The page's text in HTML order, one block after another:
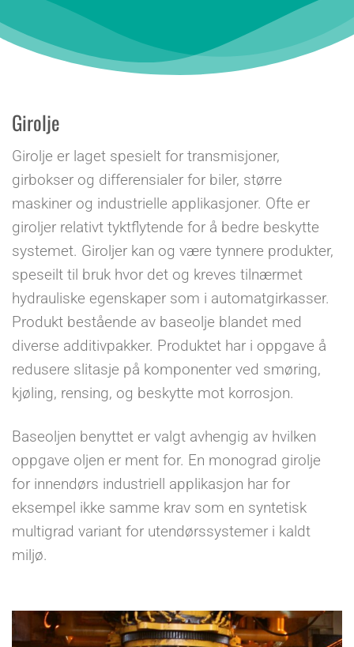
Girolje
Girolje er laget spesielt for transmisjoner,
girbokser og differensialer for biler, større
maskiner og industrielle applikasjoner. Ofte er
giroljer relativt tyktflytende for å bedre beskytte
systemet. Giroljer kan og være tynnere produkter,
speseilt til bruk hvor det og kreves tilnærmet
hydrauliske egenskaper som i automatgirkasser.
Produkt bestående av baseolje blandet med
diverse additivpakker. Produktet har i oppgave å
redusere slitasje på komponenter ved smøring,
kjøling, rensing, og beskytte mot korrosjon.
Baseoljen benyttet er valgt avhengig av hvilken
oppgave oljen er ment for. En monograd girolje
for innendørs industriell applikasjon har for
eksempel ikke samme krav som en syntetisk
multigrad variant for utendørssystemer i kaldt
miljø.